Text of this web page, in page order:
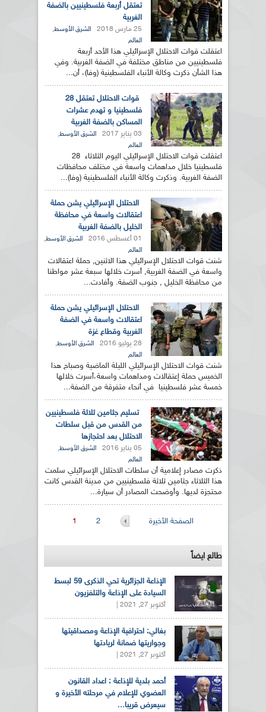
تعتقل أربعة فلسطينيين بالضفة
الغربية
25 مارس 2018 الشرق الأوسط,
العالم
اعتقلت قوات الاحتلال الإسرائيلي هذا الأحد أربعة
فلسطينيين من مناطق مختلفة في الضفة الغربية. وفي
هذا الشأن ذكرت وكالة الأنباء الفلسطينية (وفا)، أن...
قوات الاحتلال تعتقل 28
فلسطينيا و تهدم عشرات
المساكن بالضفة الغربية
03 يناير 2017 الشرق الأوسط,
العالم
اعتقلت قوات الاحتلال الإسرائيلي اليوم الثلاثاء 28
فلسطينيا خلال مداهمات واسعة في مختلف محافظات
الضفة الغربية. وذكرت وكالة الأنباء الفلسطينية (وفا)...
الاحتلال الإسرائيلي يشن حملة
اعتقالات واسعة في محافظة
الخليل بالضفة الغربية
01 أغسطس 2016 الشرق الأوسط,
العالم
شنت قوات الاحتلال الإسرائيلي هذا الاثنين, حملة اعتقالات
واسعة في الضفة الغربية, أسرت خلالها سبعة عشر مواطنا
من محافظة الخليل , جنوب الضفة. وأفادت...
الاحتلال الإسرائيلي يشن حملة
اعتقالات واسعة في الضفة
الغربية وقطاع غزة
28 يوليو 2016 الشرق الأوسط,
العالم
شنت قوات الاحتلال الإسرائيلي الليلة الماضية وصباح هذا
الخميس حملة إعتقالات ومداهمات واسعة،أسرت خلالها
خمسة عشر فلسطينيا في أنحاء متفرقة من الضفة...
تسليم جثامين ثلاثة فلسطينيين
من القدس من قبل سلطات
الاحتلال بعد احتجازها
05 يناير 2016 الشرق الأوسط,
العالم
ذكرت مصادر إعلامية أن سلطات الاحتلال الإسرائيلي سلمت
هذا الثلاثاء جثامين ثلاثة فلسطينيين من مدينة القدس كانت
محتجزة لديها. وأوضحت المصادر أن سيارة...
الصفحات 1 2 الصفحة الأخيرة
طالع ايضاً
الإذاعة الجزائرية تحي الذكرى 59 لبسط
السيادة على الإذاعة والتلفزيون
أكتوبر 27, 2021 |
بغالي: احترافية الإذاعة ومصداقيتها
وجواريتها ضمانة لريادتها
أكتوبر 27, 2021 |
أحمد بلدية للإذاعة : اعداد القانون
العضوي للإعلام في مرحلته الأخيرة و
سيعرض قريبا...